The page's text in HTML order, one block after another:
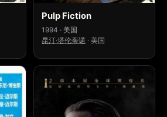
Pulp Fiction
1994 · 美国
昆汀·塔伦蒂诺 ·美国